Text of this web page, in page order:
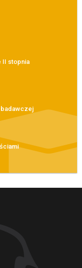
II stopnia
badawczej